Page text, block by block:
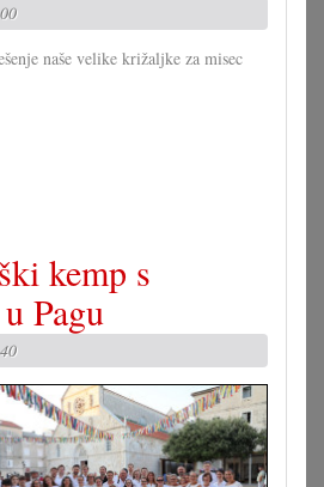
naše velike križaljke za misec
kemp s
Pagu